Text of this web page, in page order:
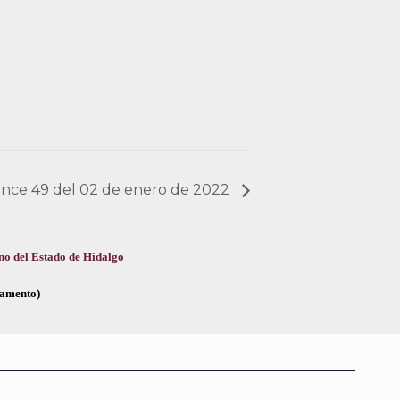
49 del 02 de enero de 2022
del Estado de Hidalgo